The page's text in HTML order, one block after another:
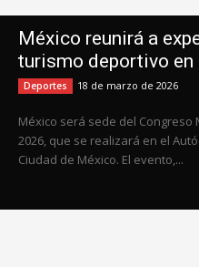
México reunirá a
turismo deportivo en
Deportes 18 de marzo de 2026
México será sede del
2026, que se realizará en el
Ciudad de México. El evento,...